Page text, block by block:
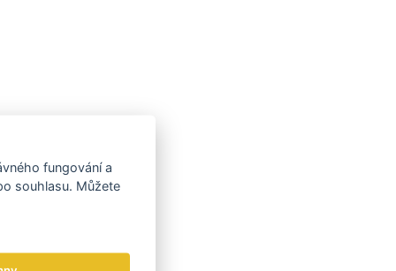
fungování a
souhlasu. Můžete